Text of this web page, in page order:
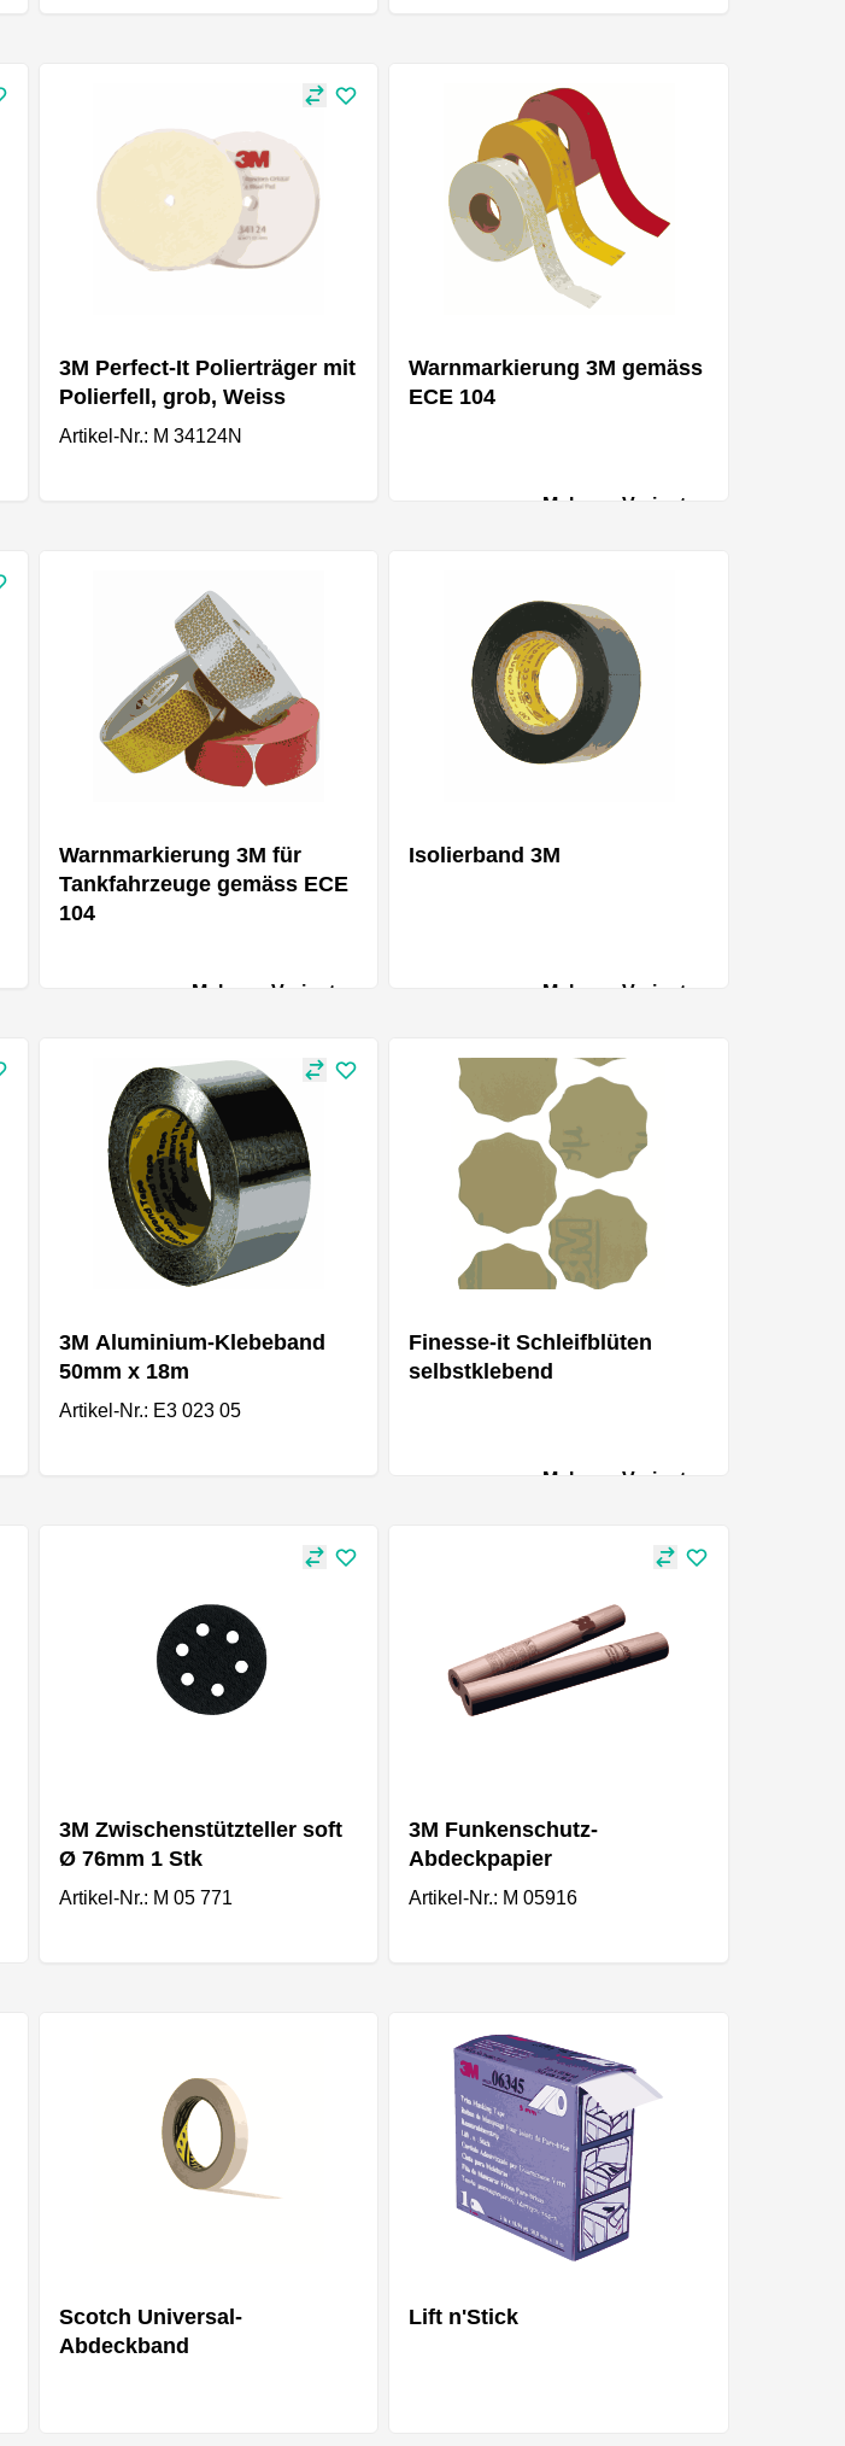
3M Perfect-It Polierträger mit
Polierfell, grob, Weiss
Artikel-Nr.: M 34124N
Warnmarkierung 3M gemäss
ECE 104
Mehrere Varianten
Warnmarkierung 3M für
Tankfahrzeuge gemäss ECE
104
Mehrere Varianten
Isolierband 3M
Mehrere Varianten
3M Aluminium-Klebeband
50mm x 18m
Artikel-Nr.: E3 023 05
Finesse-it Schleifblüten
selbstklebend
Mehrere Varianten
3M Zwischenstützteller soft
Ø 76mm 1 Stk
Artikel-Nr.: M 05 771
3M Funkenschutz-
Abdeckpapier
Artikel-Nr.: M 05916
Scotch Universal-
Abdeckband
Lift n'Stick